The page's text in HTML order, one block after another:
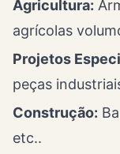
Agricultura:
agrícolas
Projetos
peças
Construção:
etc..